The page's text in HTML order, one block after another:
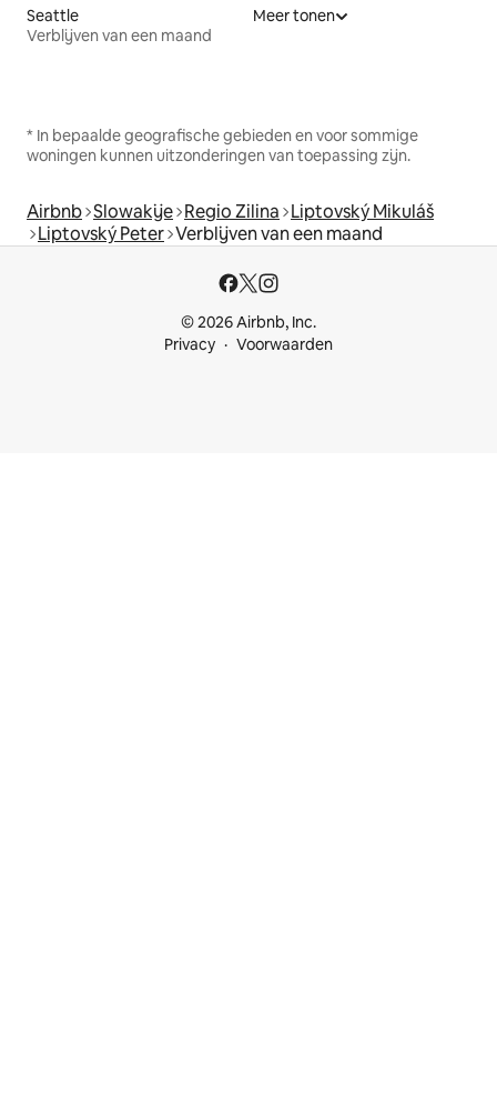
Seattle
Verblijven van een maand
Meer tonen
* In bepaalde geografische gebieden en voor sommige
woningen kunnen uitzonderingen van toepassing zijn.
Airbnb Slowakije Regio Zilina Liptovský Mikuláš
Liptovský Peter Verblijven van een maand
© 2026 Airbnb, Inc.
Privacy
Voorwaarden